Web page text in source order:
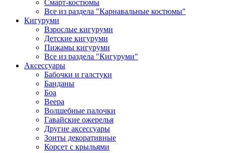
Смарт-костюмы
Все из раздела "Карнавальные костюмы"
Кигуруми
Взрослые кигуруми
Детские кигуруми
Пижамы кигуруми
Все из раздела "Кигуруми"
Аксессуары
Бабочки и галстуки
Банданы
Боа
Веера
Волшебные палочки
Гавайские ожерелья
Другие аксессуары
Зонты декоративные
Корсет с крыльями